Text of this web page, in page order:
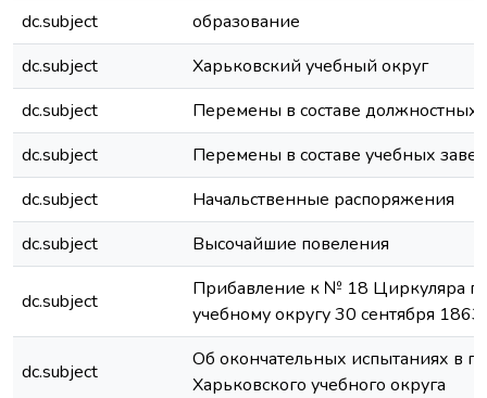
dc.subject
образование
dc.subject
Харьковский учебный округ
dc.subject
Перемены в составе должностных
dc.subject
Перемены в составе учебных
dc.subject
Начальственные распоряжения
dc.subject
Высочайшие повеления
dc.subject
Прибавление к № 18 Циркуляра
учебному округу 30 сентября 1863
dc.subject
Об окончательных испытаниях в
Харьковского учебного округа